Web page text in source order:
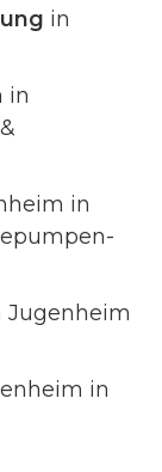
in
in
in
Jugenheim
in